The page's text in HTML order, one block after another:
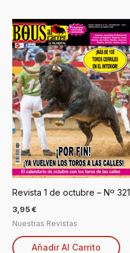
Revista 1 de octubre – Nº 321
3,95 €
Nuestras Revistas
Añadir Al Carrito